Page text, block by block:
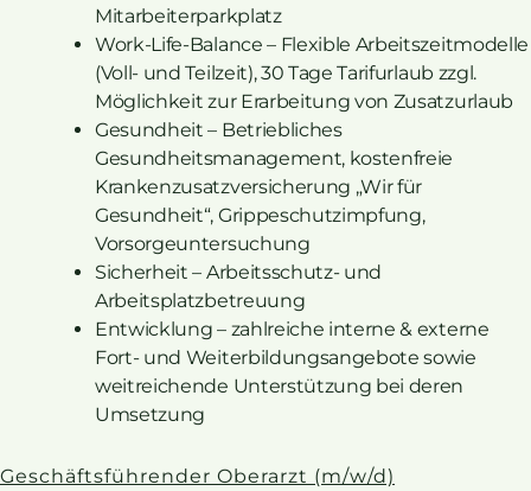
Mitarbeiterparkplatz
Work-Life-Balance – Flexible Arbeitszeitmodelle
(Voll- und Teilzeit), 30 Tage Tarifurlaub zzgl.
Möglichkeit zur Erarbeitung von Zusatzurlaub
Gesundheit – Betriebliches
Gesundheitsmanagement, kostenfreie
Krankenzusatzversicherung „Wir für
Gesundheit“, Grippeschutzimpfung,
Vorsorgeuntersuchung
Sicherheit – Arbeitsschutz- und
Arbeitsplatzbetreuung
Entwicklung – zahlreiche interne & externe
Fort- und Weiterbildungsangebote sowie
weitreichende Unterstützung bei deren
Umsetzung
Geschäftsführender Oberarzt (m/w/d)